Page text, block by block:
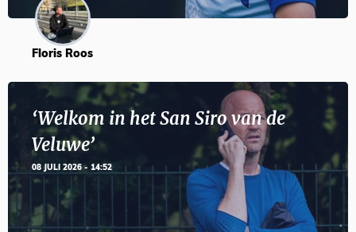
Floris Roos
‘Welkom in het San Siro van de
Veluwe’
08 JULI 2026 - 14:52